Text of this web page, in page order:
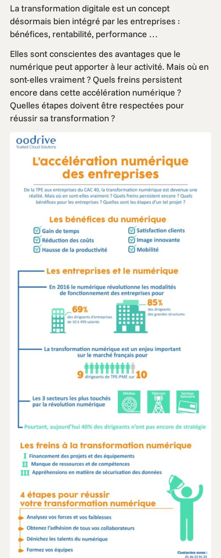
La transformation digitale est un concept
désormais bien intégré par les entreprises :
bénéfices, rentabilité, performance …
Elles sont conscientes des avantages que le
numérique peut apporter à leur activité. Mais où en
sont-elles vraiment ? Quels freins persistent
encore dans cette accélération numérique ?
Quelles étapes doivent être respectées pour
réussir sa transformation ?